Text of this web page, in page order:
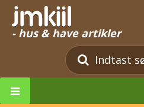
- hus & have artikler